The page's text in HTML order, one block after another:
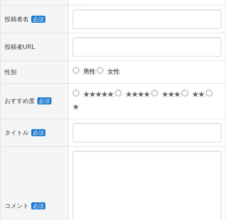
投稿者名 必須
投稿者URL
性別 男性 女性
おすすめ度 必須
★★★★★ ★★★★ ★★★
★★
★
タイトル 必須
コメント 必須